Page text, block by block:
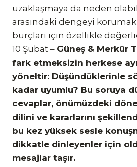
uzaklaşmaya da neden
arasındaki dengeyi
burçları için özellikle
10 Şubat – Güneş & Merkür
fark etmeksizin herkese
yöneltir: Düşündüklerinle
kadar uyumlu? Bu soruya
cevaplar, önümüzdeki
dilini ve kararlarını
bu kez yüksek sesle
dikkatle dinleyenler için
mesajlar taşır.